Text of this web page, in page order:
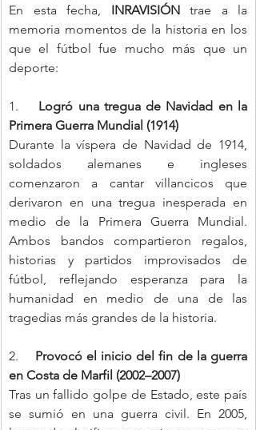
En esta fecha, INRAVISIÓN trae a la
memoria momentos de la historia en los
que el fútbol fue mucho más que un
deporte:
1. Logró una tregua de Navidad en la
Primera Guerra Mundial (1914)
Durante la víspera de Navidad de 1914,
soldados alemanes e ingleses
comenzaron a cantar villancicos que
derivaron en una tregua inesperada en
medio de la Primera Guerra Mundial.
Ambos bandos compartieron regalos,
historias y partidos improvisados de
fútbol, reflejando esperanza para la
humanidad en medio de una de las
tragedias más grandes de la historia.
2. Provocó el inicio del fin de la guerra
en Costa de Marfil (2002–2007)
Tras un fallido golpe de Estado, este país
se sumió en una guerra civil. En 2005,